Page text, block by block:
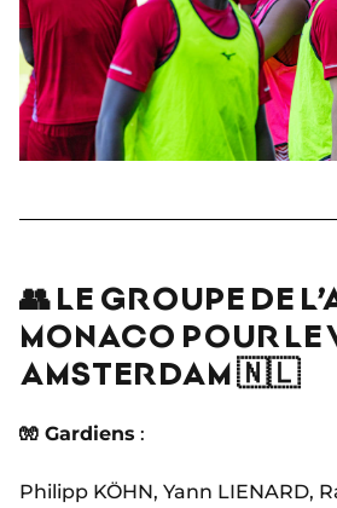
👥 LE GROUPE DE
MONACO POUR LE
AMSTERDAM 🇳🇱
🧤 Gardiens :
Philipp KÖHN, Yann LIENARD,